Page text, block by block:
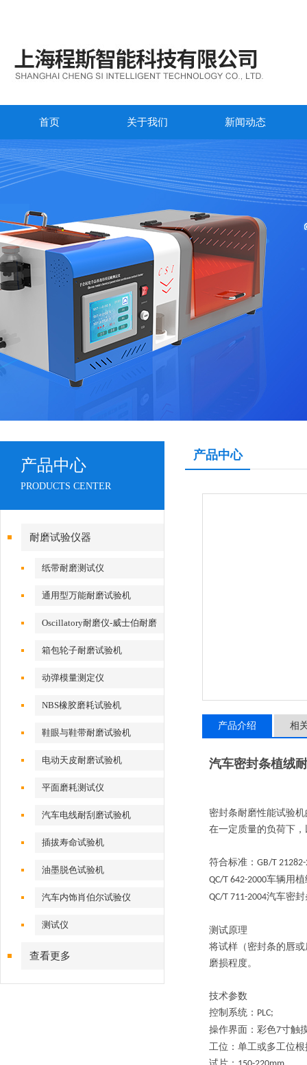
首页 关于我们 新闻动态
产品中心
PRODUCTS CENTER
耐磨试验仪器
纸带耐磨测试仪
通用型万能耐磨试验机
Oscillatory耐磨仪-威士伯耐磨
试验机
箱包轮子耐磨试验机
动弹模量测定仪
NBS橡胶磨耗试验机
鞋眼与鞋带耐磨试验机
电动天皮耐磨试验机
平面磨耗测试仪
汽车电线耐刮磨试验机
插拔寿命试验机
油墨脱色试验机
汽车内饰肖伯尔试验仪
测试仪
查看更多
产品中心
产品介绍 相
汽车密封条植绒
密封条耐磨性能试验
在一定质量的负荷下
符合标准： GB/T
QC/T 642-2000车辆用
QC/T 711-2004汽车密
测试原理
将试样（密封条的唇
磨损程度。
技术参数
控制系统： PLC;
操作界面：彩色7寸触
工位：单工或多工位